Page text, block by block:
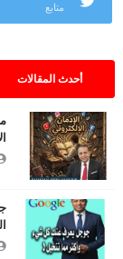
متابع
أحدث المقالات